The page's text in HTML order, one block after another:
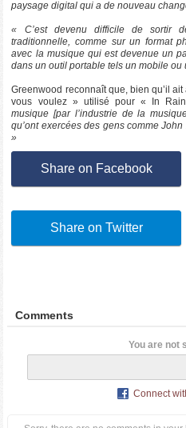
paysage digital qui a de nouveau
« C’est devenu difficile de sortir
traditionnelle, comme sur un format
avec la musique qui est devenue un
dans un outil portable tels un mobile ou
Greenwood reconnaît que, bien qu’il
vous voulez » utilisé pour « In
musique [par l’industrie de la
qu’ont exercées des gens comme
»
Share on Facebook
Share on Twitter
Comments
You are not
Connect